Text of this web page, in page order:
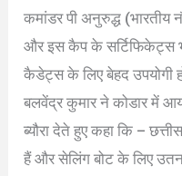
कमांडर पी अनुरुद्ध (भारतीय
और इस कैप के सर्टिफिकेट्स
कैडेट्स के लिए बेहद उपयोगी
बलवेंद्र कुमार ने कोडार में
ब्यौरा देते हुए कहा कि –
हैं और सेलिंग बोट के लिए